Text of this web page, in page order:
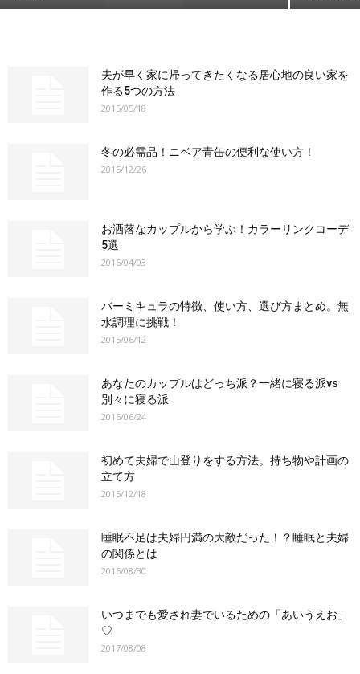
夫が早く家に帰ってきたくなる居心地の良い家を
作る5つの方法
2015/05/18
冬の必需品！ニベア青缶の便利な使い方！
2015/12/26
お洒落なカップルから学ぶ！カラーリンクコーデ
5選
2016/04/03
バーミキュラの特徴、使い方、選び方まとめ。無
水調理に挑戦！
2015/06/12
あなたのカップルはどっち派？一緒に寝る派vs
別々に寝る派
2016/06/24
初めて夫婦で山登りをする方法。持ち物や計画の
立て方
2015/12/18
睡眠不足は夫婦円満の大敵だった！？睡眠と夫婦
の関係とは
2016/08/30
いつまでも愛され妻でいるための「あいうえお」
♡
2017/08/08